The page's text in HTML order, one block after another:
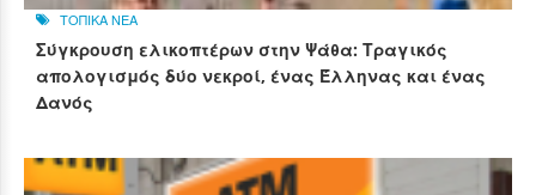
ΤΟΠΙΚΑ ΝΕΑ
Σύγκρουση ελικοπτέρων στην Ψάθα: Τραγικός
απολογισμός δύο νεκροί, ένας Έλληνας και ένας
Δανός